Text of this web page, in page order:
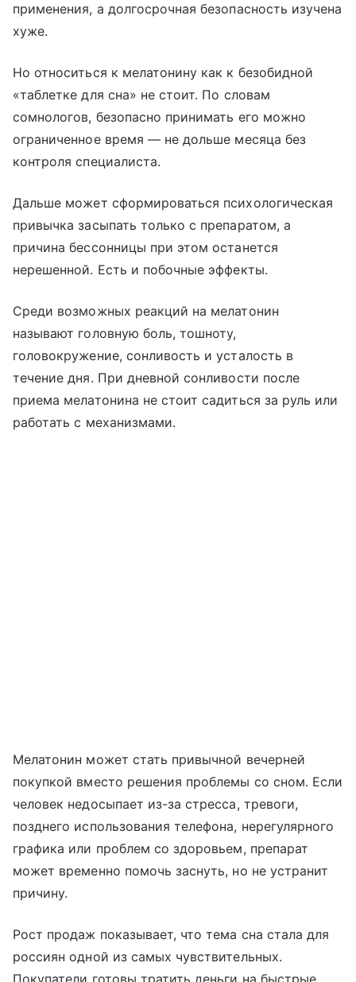
применения, а долгосрочная безопасность изучена
хуже.
Но относиться к мелатонину как к безобидной
«таблетке для сна» не стоит. По словам
сомнологов, безопасно принимать его можно
ограниченное время — не дольше месяца без
контроля специалиста.
Дальше может сформироваться психологическая
привычка засыпать только с препаратом, а
причина бессонницы при этом останется
нерешенной. Есть и побочные эффекты.
Среди возможных реакций на мелатонин
называют головную боль, тошноту,
головокружение, сонливость и усталость в
течение дня. При дневной сонливости после
приема мелатонина не стоит садиться за руль или
работать с механизмами.
Мелатонин может стать привычной вечерней
покупкой вместо решения проблемы со сном. Если
человек недосыпает из-за стресса, тревоги,
позднего использования телефона, нерегулярного
графика или проблем со здоровьем, препарат
может временно помочь заснуть, но не устранит
причину.
Рост продаж показывает, что тема сна стала для
россиян одной из самых чувствительных.